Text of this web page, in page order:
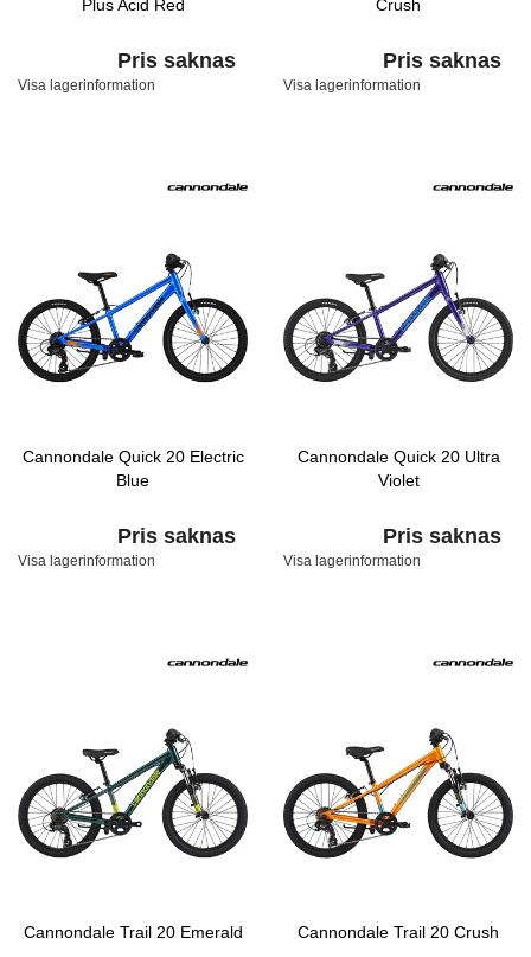
Plus Acid Red
Pris saknas
Visa lagerinformation
Crush
Pris saknas
Visa lagerinformation
Cannondale Quick 20 Electric
Blue
Pris saknas
Visa lagerinformation
Cannondale Quick 20 Ultra
Violet
Pris saknas
Visa lagerinformation
Cannondale Trail 20 Emerald Cannondale Trail 20 Crush